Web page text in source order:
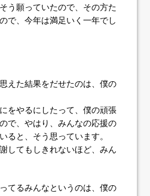
う願っていたので、その方た
で、今年は満足いく一年でし
えた結果をだせたのは、僕の
をやるにしたって、僕の頑張
で、やはり、みんなの応援の
ると、そう思っています。
してもしきれないほど、みん
てるみんなというのは、僕の